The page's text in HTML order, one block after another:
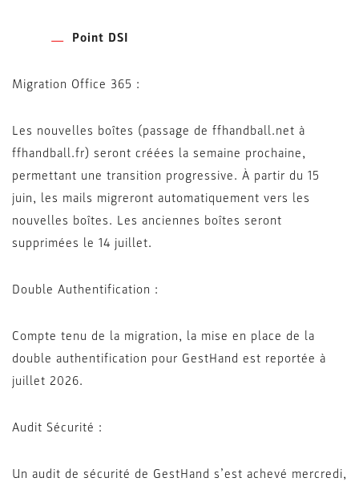
Point DSI
Migration Office 365 :
Les nouvelles boîtes (passage de ffhandball.net à
ffhandball.fr) seront créées la semaine prochaine,
permettant une transition progressive. À partir du 15
juin, les mails migreront automatiquement vers les
nouvelles boîtes. Les anciennes boîtes seront
supprimées le 14 juillet.
Double Authentification :
Compte tenu de la migration, la mise en place de la
double authentification pour GestHand est reportée à
juillet 2026.
Audit Sécurité :
Un audit de sécurité de GestHand s’est achevé mercredi,